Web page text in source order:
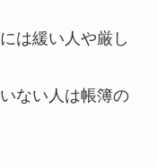
は緩い人や厳し
ない人は帳簿の